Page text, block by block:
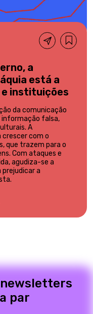
a
está a
instituições
da comunicação
informação falsa,
A
crescer com o
que trazem para o
Com ataques e
agudiza-se a
prejudicar a
par